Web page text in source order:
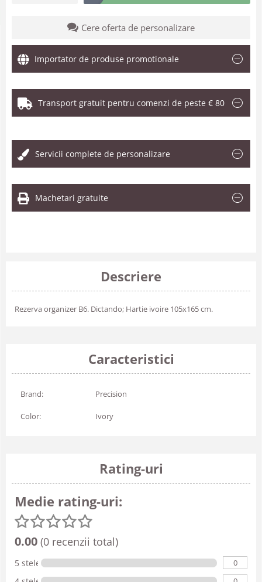
Cere oferta de personalizare
Importator de produse promotionale
Transport gratuit pentru comenzi de peste € 80
Servicii complete de personalizare
Machetari gratuite
Descriere
Rezerva organizer B6. Dictando; Hartie ivoire 105x165 cm.
Caracteristici
Brand: Precision
Color: Ivory
Rating-uri
Medie rating-uri:
0.00 (0 recenzii total)
5 stele 0